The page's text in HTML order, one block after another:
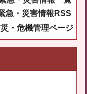
急・災害情報RSS
災・危機管理ページ